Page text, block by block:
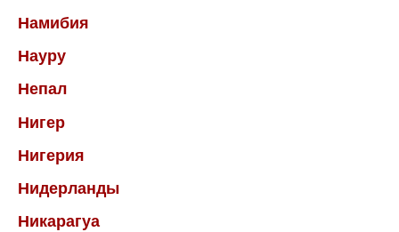
Намибия
Науру
Непал
Нигер
Нигерия
Нидерланды
Никарагуа